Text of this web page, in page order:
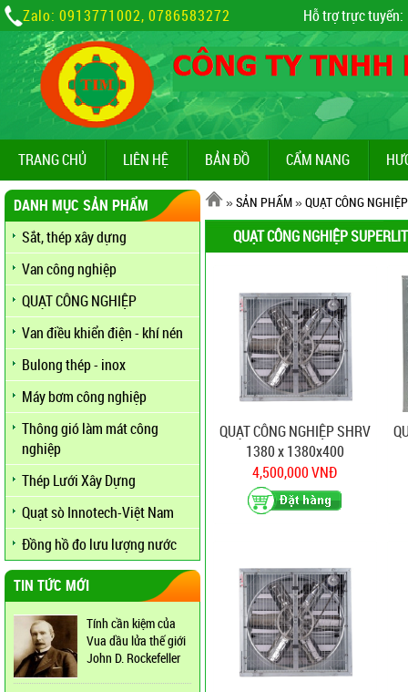
Zalo: 0913771002, 0786583272 Hỗ trợ trực tuyến:
TRANG CHỦ LIÊN HỆ BẢN ĐỒ CẨM NANG
DANH MỤC SẢN PHẨM
Sắt, thép xây dựng
Van công nghiệp
QUẠT CÔNG NGHIỆP
Van điều khiển điện - khí nén
Bulong thép - inox
Máy bơm công nghiệp
Thông gió làm mát công
nghiệp
Thép Lưới Xây Dựng
Quạt sò Innotech-Việt Nam
Đồng hồ đo lưu lượng nước
TIN TỨC MỚI
Tính cần kiệm của
Vua dầu lửa thế giới
John D. Rockefeller
»SẢN PHẨM»QUẠT CÔNG NGHIỆP
QUẠT CÔNG NGHIỆP
QUẠT CÔNG NGHIỆP SHRV
1380 x 1380x400
4,500,000 VNĐ